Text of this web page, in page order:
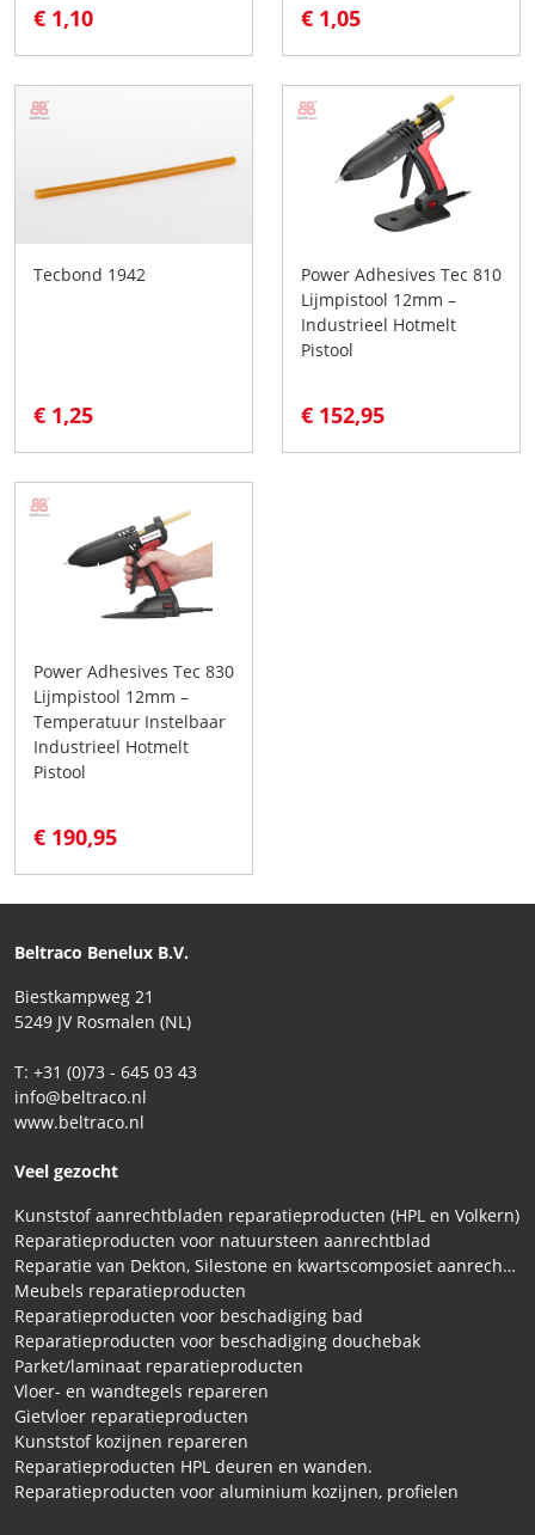
€ 1,10 € 1,05
Tecbond 1942
€ 1,25
Power Adhesives Tec 810
Lijmpistool 12mm –
Industrieel Hotmelt
Pistool
€ 152,95
Power Adhesives Tec 830
Lijmpistool 12mm –
Temperatuur Instelbaar
Industrieel Hotmelt
Pistool
€ 190,95
Beltraco Benelux B.V.
Biestkampweg 21
5249 JV Rosmalen (NL)
T: +31 (0)73 - 645 03 43
info@beltraco.nl
www.beltraco.nl
Veel gezocht
Kunststof aanrechtbladen reparatieproducten (HPL en Volkern)
Reparatieproducten voor natuursteen aanrechtblad
Reparatie van Dekton, Silestone en kwartscomposiet aanrechtbladen
Meubels reparatieproducten
Reparatieproducten voor beschadiging bad
Reparatieproducten voor beschadiging douchebak
Parket/laminaat reparatieproducten
Vloer- en wandtegels repareren
Gietvloer reparatieproducten
Kunststof kozijnen repareren
Reparatieproducten HPL deuren en wanden.
Reparatieproducten voor aluminium kozijnen, profielen